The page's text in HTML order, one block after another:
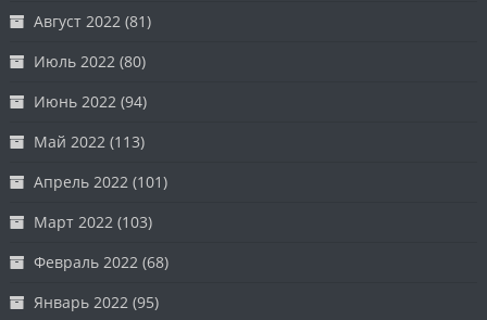
Август 2022 (81)
Июль 2022 (80)
Июнь 2022 (94)
Май 2022 (113)
Апрель 2022 (101)
Март 2022 (103)
Февраль 2022 (68)
Январь 2022 (95)